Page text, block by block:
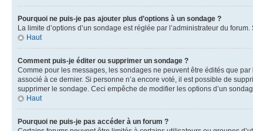
Pourquoi ne puis-je pas ajouter plus d’options à un sondage ?
La limite d’options d’un sondage est réglée par l’administrateur du
Haut
Comment puis-je éditer ou supprimer un sondage ?
Comme pour les messages, les sondages ne peuvent être édités que
associé à ce dernier. Si personne n’a encore voté, il est possible de
supprimer le sondage. Ceci empêche de modifier les options d’un
Haut
Pourquoi ne puis-je pas accéder à un forum ?